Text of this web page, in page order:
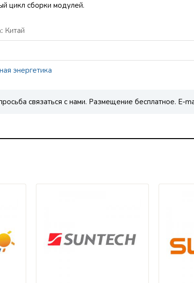
цикл сборки модулей.
Китай
энергетика
связаться с нами. Размещение бесплатное. E-